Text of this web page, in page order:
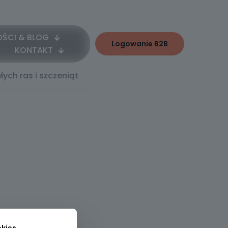
& BLOG
KONTAKT
Logowanie B2B
ras i szczeniąt